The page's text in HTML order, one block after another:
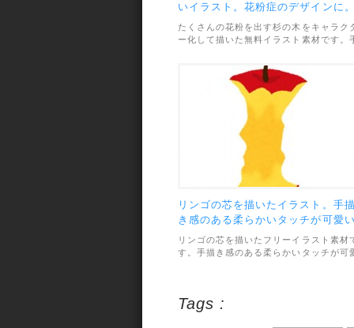
いイラスト。花粉症のデザインに
たくさんの花粉を出す杉の木をキャラク
ー化して描いた無料イラスト素材です。
愛い雰囲気。花粉症をテーマにしたデザ
ンに使えます。素材のファイル形式は透
PNGで、画像サイズは800×800pxです。
利用範囲については、個人・商用利用問
ずOKとなっています。
リンゴの芯を描いたイラスト。手
き感のある柔らかいタッチが可愛
雰囲気。
リンゴの芯を描いたフリーイラスト素材
す。手描き感のある柔らかいタッチが可
問わずOKとなっています。
Tags :